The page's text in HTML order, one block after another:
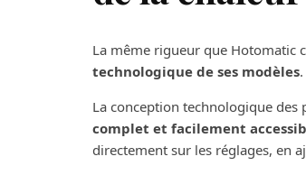
La même rigueur que Hotomatic
technologique de ses modèles.
La conception technologique des
complet et facilement
directement sur les réglages, en